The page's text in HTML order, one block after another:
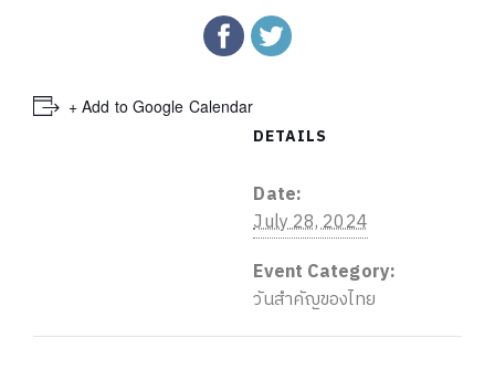
+ Add to Google Calendar
DETAILS
Date:
July 28, 2024
Event Category:
วันสำคัญของไทย